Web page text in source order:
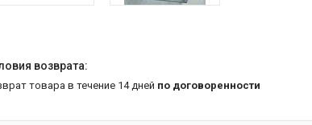
товара в течение 14 дней по договоренности